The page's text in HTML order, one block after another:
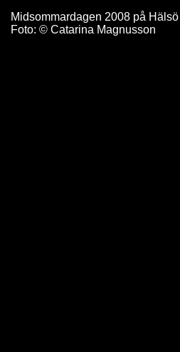
Midsommardagen 2008 på
Foto: © Catarina Magnusson